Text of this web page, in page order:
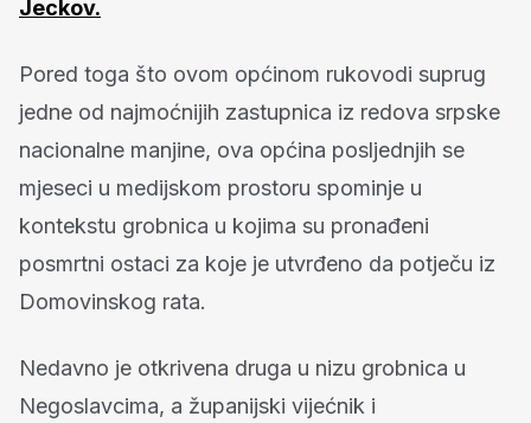
Jeckov.
Pored toga što ovom općinom rukovodi suprug
jedne od najmoćnijih zastupnica iz redova srpske
nacionalne manjine, ova općina posljednjih se
mjeseci u medijskom prostoru spominje u
kontekstu grobnica u kojima su pronađeni
posmrtni ostaci za koje je utvrđeno da potječu iz
Domovinskog rata.
Nedavno je otkrivena druga u nizu grobnica u
Negoslavcima, a županijski vijećnik i